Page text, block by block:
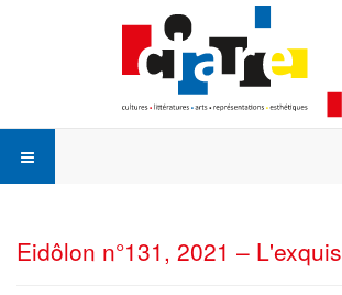
Eidôlon n°131, 2021 – L'exquis